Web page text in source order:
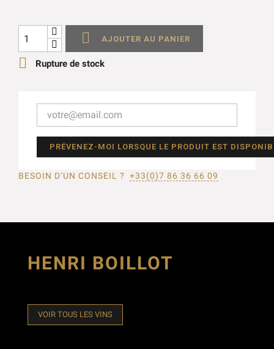
 AJOUTER AU PANIER
 Rupture de stock
PRÉVENEZ-MOI LORSQUE LE PRODUIT EST
BESOIN D’UN CONSEIL ? +33(0)7 86 36 66 09
HENRI BOILLOT
VOIR TOUS LES VINS